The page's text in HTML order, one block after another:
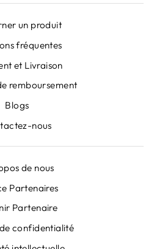
un produit
fréquentes
et Livraison
remboursement
Blogs
nous
de nous
Partenaires
Partenaire
confidentialité